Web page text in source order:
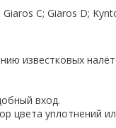
C; Giaros D;
известковых
вход.
цвета уплотнений